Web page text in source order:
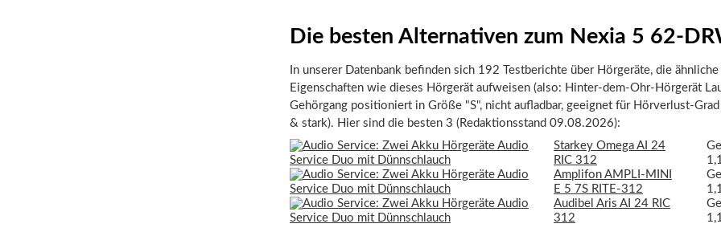
Die besten Alternativen zum Nexia 5 62-
In unserer Datenbank befinden sich 192 Testberichte über Hörgeräte, die
Eigenschaften wie dieses Hörgerät aufweisen (also: Hinter-dem-Ohr-Hörgerät
Gehörgang positioniert in Größe "S", nicht aufladbar, geeignet für Hörverlust-
& stark). Hier sind die besten 3 (Redaktionsstand 09.08.2026):
Starkey Omega AI 24
RIC 312
Amplifon AMPLI-MINI
E 5 7S RITE-312
Audibel Aris AI 24 RIC
312